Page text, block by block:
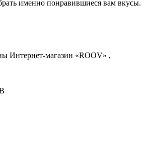
именно понравившиеся вам вкусы.
Интернет-магазин «ROOV» ,